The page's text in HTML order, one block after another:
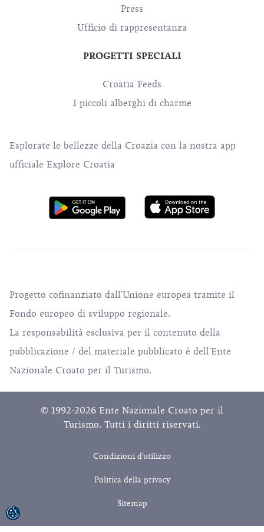
Press
Ufficio di rappresentanza
PROGETTI SPECIALI
Croatia Feeds
I piccoli alberghi di charme
Esplorate le bellezze della Croazia con la nostra app
ufficiale Explore Croatia
Progetto cofinanziato dall'Unione europea tramite il
Fondo europeo di sviluppo regionale.
La responsabilità esclusiva per il contenuto della
pubblicazione / del materiale pubblicato è dell'Ente
Nazionale Croato per il Turismo.
© 1992-2026 Ente Nazionale Croato per il
Turismo. Tutti i diritti riservati.
Condizioni d'utilizzo
Politica della privacy
Sitemap